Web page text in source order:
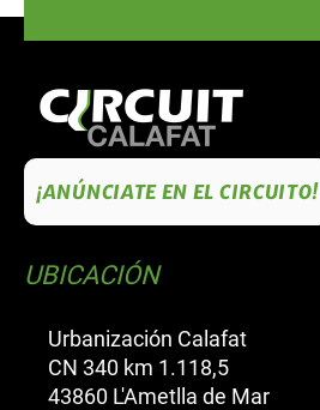
¡ANÚNCIATE EN EL CIRCUITO!
UBICACIÓN
Urbanización Calafat
CN 340 km 1.118,5
43860 L'Ametlla de Mar